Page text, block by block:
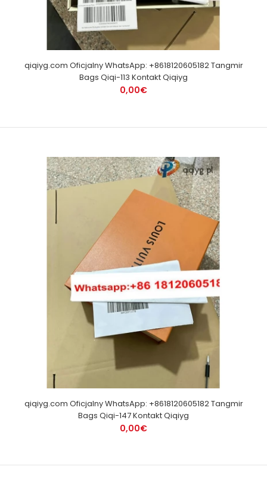
qiqiyg.com Oficjalny WhatsApp: +8618120605182 Tangmir
Bags Qiqi-113 Kontakt Qiqiyg
0,00€
qiqiyg.com Oficjalny WhatsApp: +8618120605182 Tangmir
Bags Qiqi-147 Kontakt Qiqiyg
0,00€